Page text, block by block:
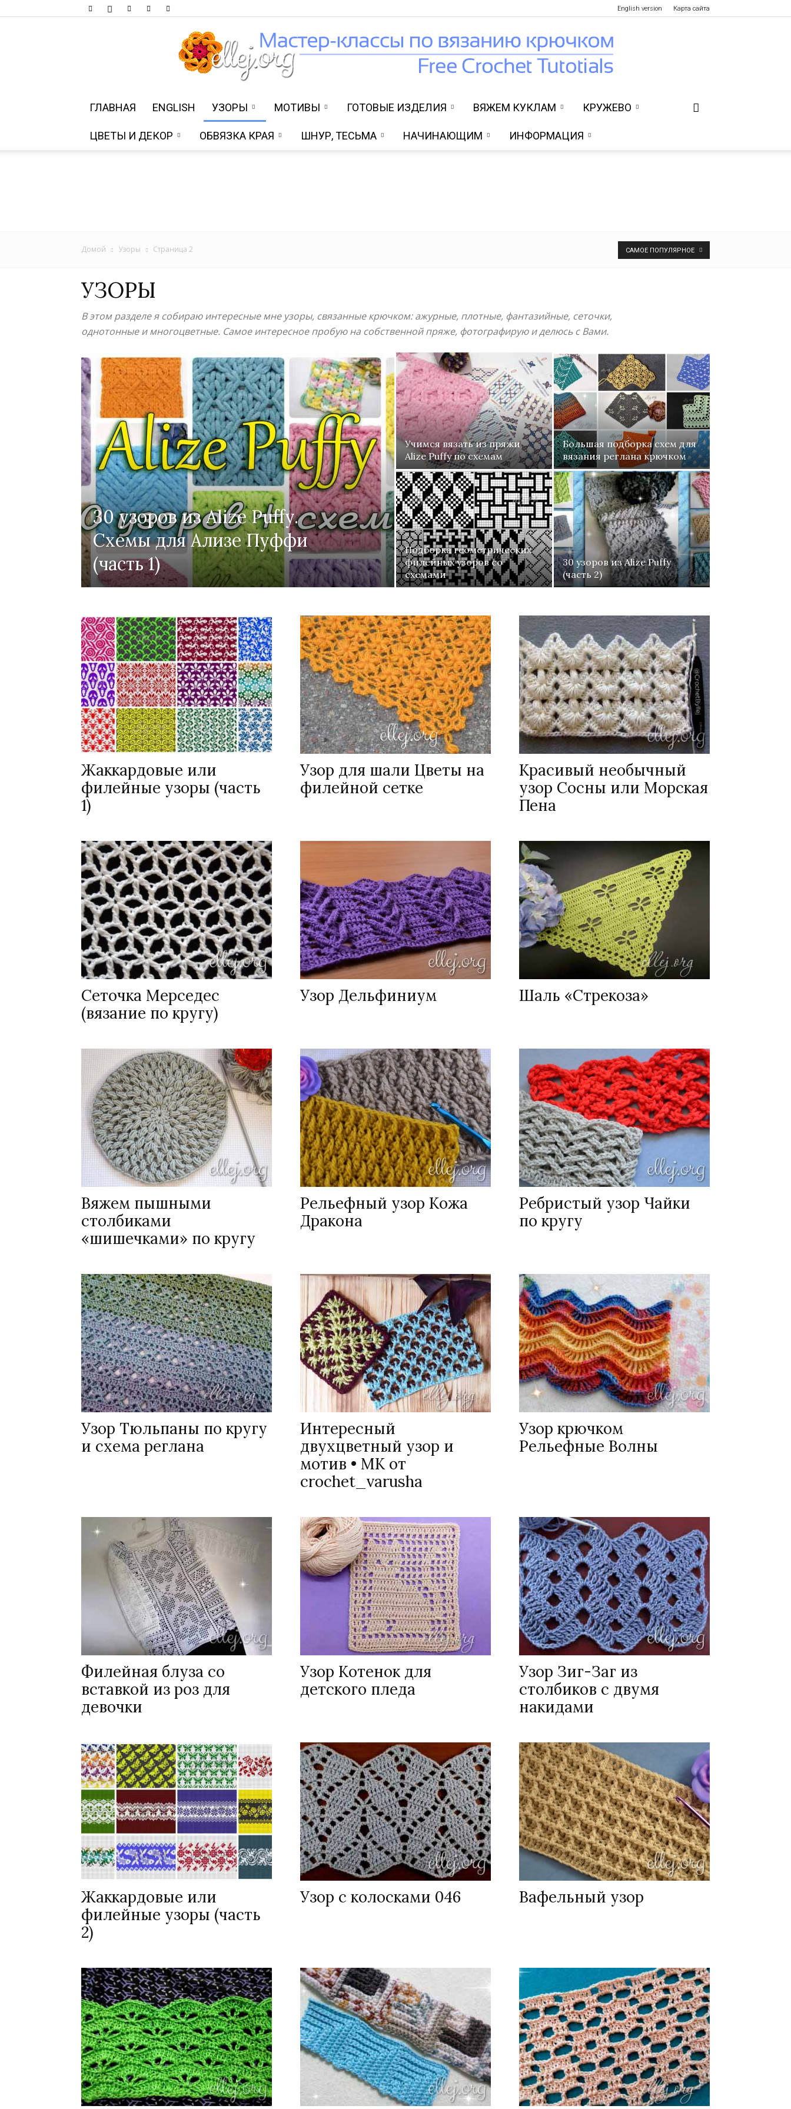
English version Карта сайта
Кожухарь
ГЛАВНАЯ ENGLISH УЗОРЫ МОТИВЫ ГОТОВЫЕ ИЗДЕЛИЯ ВЯЖЕМ КУКЛАМ КРУЖЕВО
ЦВЕТЫ И ДЕКОР ОБВЯЗКА КРАЯ ШНУР, ТЕСЬМА НАЧИНАЮЩИМ ИНФОРМАЦИЯ
Домой Узоры Страница 2 САМОЕ ПОПУЛЯРНОЕ
УЗОРЫ
В этом разделе я собираю интересные мне узоры, связанные крючком: ажурные, плотные, фантазийные, сеточки,
однотонные и многоцветные. Самое интересное пробую на собственной пряже, фотографирую и делюсь с Вами.
30 узоров из Alize Puffy.
Схемы для Ализе Пуффи
(часть 1)
Учимся вязать из пряжи
Alize Puffy по схемам
Большая подборка схем для
вязания реглана крючком
Подборка геометрических
филейных узоров со
схемами
30 узоров из Alize Puffy
(часть 2)
Жаккардовые или
филейные узоры (часть
1)
Узор для шали Цветы на
филейной сетке
Красивый необычный
узор Сосны или Морская
Пена
Сеточка Мерседес
(вязание по кругу)
Узор Дельфиниум Шаль «Стрекоза»
Вяжем пышными
столбиками
«шишечками» по кругу
Рельефный узор Кожа
Дракона
Ребристый узор Чайки
по кругу
Узор Тюльпаны по кругу
и схема реглана
Интересный
двухцветный узор и
мотив • МК от
crochet_varusha
Узор крючком
Рельефные Волны
Филейная блуза со
вставкой из роз для
девочки
Узор Котенок для
детского пледа
Узор Зиг-Заг из
столбиков с двумя
накидами
Жаккардовые или
филейные узоры (часть
2)
Узор с колосками 046 Вафельный узор